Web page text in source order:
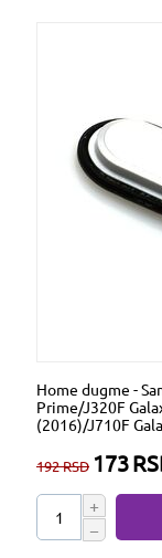
Home dugme -
Prime/J320F
(2016)/J710F
192RSD 173
+
−